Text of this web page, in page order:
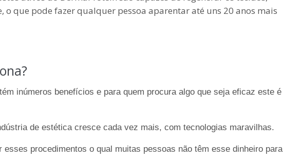
o que pode fazer qualquer pessoa aparentar até uns 20 anos mais
inúmeros benefícios e para quem procura algo que seja eficaz este é
de estética cresce cada vez mais, com tecnologias maravilhas.
procedimentos o qual muitas pessoas não têm esse dinheiro para